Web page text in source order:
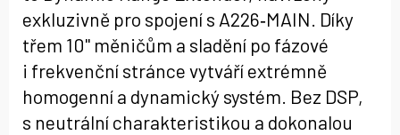
exkluzivně pro spojení s A226‑MAIN. Díky
třem 10" měničům a sladění po fázové
i frekvenční stránce vytváří extrémně
homogenní a dynamický systém. Bez DSP,
s neutrální charakteristikou a dokonalou